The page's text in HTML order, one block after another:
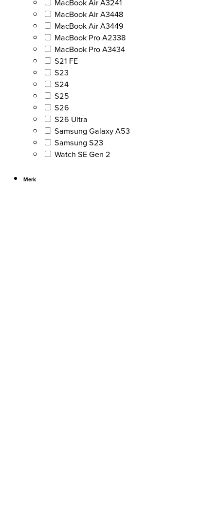
MacBook Air A3241
MacBook Air A3448
MacBook Air A3449
MacBook Pro A2338
MacBook Pro A3434
S21 FE
S23
S24
S25
S26
S26 Ultra
Samsung Galaxy A53
Samsung S23
Watch SE Gen 2
Merk